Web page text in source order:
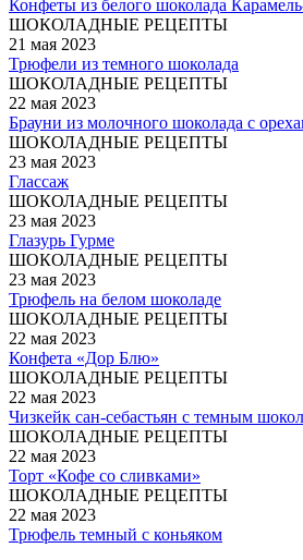
Конфеты из белого шоколада
ШОКОЛАДНЫЕ РЕЦЕПТЫ
21 мая 2023
Трюфели из темного шоколада
ШОКОЛАДНЫЕ РЕЦЕПТЫ
22 мая 2023
Брауни из молочного шоколада с
ШОКОЛАДНЫЕ РЕЦЕПТЫ
23 мая 2023
Глассаж
ШОКОЛАДНЫЕ РЕЦЕПТЫ
23 мая 2023
Глазурь Гурме
ШОКОЛАДНЫЕ РЕЦЕПТЫ
23 мая 2023
Трюфель на белом шоколаде
ШОКОЛАДНЫЕ РЕЦЕПТЫ
22 мая 2023
Конфета «Дор Блю»
ШОКОЛАДНЫЕ РЕЦЕПТЫ
22 мая 2023
Чизкейк сан-себастьян с темным
ШОКОЛАДНЫЕ РЕЦЕПТЫ
22 мая 2023
Торт «Кофе со сливками»
ШОКОЛАДНЫЕ РЕЦЕПТЫ
22 мая 2023
Трюфель темный с коньяком